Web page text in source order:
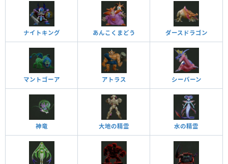
ナイトキング あんこくまどう ダースドラゴン
マントゴーア アトラス シーバーン
神竜 大地の精霊 水の精霊